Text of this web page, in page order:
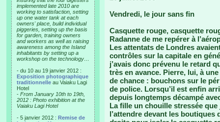
implemented late 2010 are
working to satisfaction, setting
up one water tank at each
owners' place, build individual
piggeries, setting up the basis
for garden, training owners
and workers as well as raising
awareness among the Island
inhabitants by setting up a
workshop on the technology…
- du 10 au 19 janvier 2012 :
Exposition photographique
traditionnelle au Vaiaku Lagi
Hotel
- From January 10th to 19th,
2012 : Photo exhibition at the
Vaiaku Lagi Hotel
- 5 janvier 2012 : Remise de
Vendredi, le jour sans fin
Casquette rouge, casquette
Radanne de me repérer à
Les attentats de Londres
contrôles sur la capitale en
j’avais donc prévenu le retard
très en avance. Pierre, lui, à
de chance : bouchons sur le
de police. Lorsqu’il est enfin
depuis longtemps décampé
La fille un chouille stressée que
l’attendre devant les boutiques